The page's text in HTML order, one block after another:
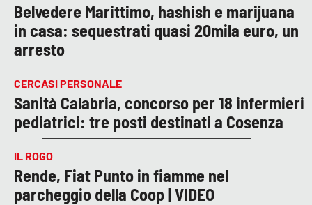
Belvedere Marittimo, hashish e marijuana
in casa: sequestrati quasi 20mila euro, un
arresto
CERCASI PERSONALE
Sanità Calabria, concorso per 18 infermieri
pediatrici: tre posti destinati a Cosenza
IL ROGO
Rende, Fiat Punto in fiamme nel
parcheggio della Coop | VIDEO